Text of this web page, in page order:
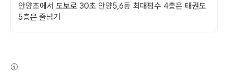
안양초에서 도보로 30초 안양5,6동 최대평수 4층은 태권도
5층은 줄넘기